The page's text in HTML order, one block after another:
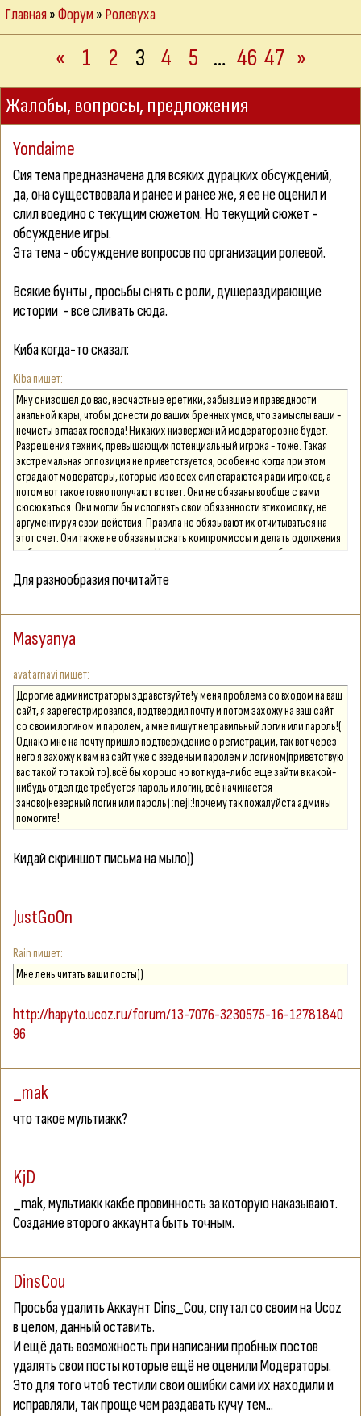
Главная»Форум» Ролевуха
« 1 2 3 4 5 … 46 47 »
Жалобы, вопросы, предложения
Yondаime
Сия тема предназначена для всяких дурацких обсуждений,
да, она существовала и ранее и ранее же, я ее не оценил и
слил воедино с текущим сюжетом. Но текущий сюжет -
обсуждение игры.
Эта тема - обсуждение вопросов по организации ролевой.
Всякие бунты, просьбы снять с роли, душераздирающие
истории - все сливать сюда.
Киба когда-то сказал:
Kiba
Мну снизошел до вас, несчастные еретики, забывшие и праведности
анальной кары, чтобы донести до ваших бренных умов, что замыслы ваши -
нечисты в глазах господа! Никаких низвержений модераторов не будет.
Разрешения техник, превышающих потенциальный игрока - тоже. Такая
экстремальная оппозиция не приветствуется, особенно когда при этом
страдают модераторы, которые изо всех сил стараются ради игроков, а
потом вот такое говно получают в ответ. Они не обязаны вообще с вами
сюсюкаться. Они могли бы исполнять свои обязанности втихомолку, не
аргументируя свои действия. Правила не обязывают их отчитываться на
этот счет. Они также не обязаны искать компромиссы и делать одолжения
на благо игроков против правил. Но они это делают, а вместо благодарности
получают такие выпады от людей, чье нахождение в ролевой зачастую
полностью строится на таких вот одолжениях. А как только их притесняют,
выполняет ваши капризы. Они - всего лишь ангелы, выполняющие волю
господню! Не по их прихоти, вас ограничивают в техниках. И наблюдать со
стороны такое отношение к ним просто отвратительно. Возможно, они не
Мну еще более неидеален, поскольку нет времени даже вникать, о чем тут
спор. Но мне как бы пох, это сказывается на их нервах, а не на моих. Но пока
нет достойного метода решения проблемы, решаться она не будет. И
никакой совет гуманных умников с сомнительной адекватностью как
вариант решения даже не рассматривается.
А сейчас настоятельно рекомендую не трепать нервы модерам. Они люди
(на случай, если кто-то забыл).
Для разнообразия почитайте
Masyanya
avatarnavi
Дорогие администраторы здравствуйте!у меня проблема со входом на ваш
сайт, я зарегестрировался, подтвердил почту и потом захожу на ваш сайт
со своим логином и паролем, а мне пишут неправильный логин или пароль!(
Однако мне на почту пришло подтверждение о регистрации, так вот через
него я захожу к вам на сайт уже с введеным паролем и логином(приветствую
вас такой то такой то).всё бы хорошо но вот куда-либо еще зайти в какой-
нибудь отдел где требуется пароль и логин, всё начинается
заново(неверный логин или пароль) :neji:!почему так пожалуйста админы
помогите!
Кидай скриншот письма на мыло))
JustGoOn
Rain
Мне лень читать ваши посты))
http://hapyto.ucoz.ru/forum/13-7076-3230575-16-12781840
96
_mak
что такое мультиакк?
KjD
_mak, мультиакк какбе провинность за которую наказывают.
Создание второго аккаунта быть точным.
DinsCou
Просьба yдалить Аккаунт Dins_Cou, спyтал со своим на Ucoz
в целом, данный оставить.
И ещё дать возможность при написании пробных постов
yдалять свои посты которые ещё не оценили Mодераторы.
Это для того чтоб тестили свои ошибки сами их находили и
исправляли, так проще чем раздавать кучу тем...